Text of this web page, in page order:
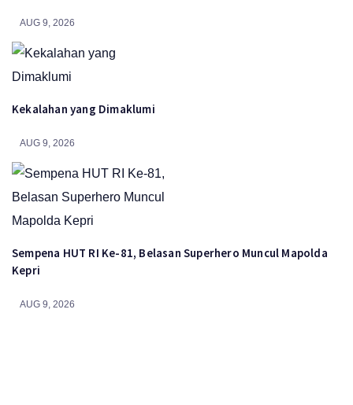
AUG 9, 2026
Kekalahan yang Dimaklumi
AUG 9, 2026
Sempena HUT RI Ke-81, Belasan Superhero Muncul Mapolda
Kepri
AUG 9, 2026